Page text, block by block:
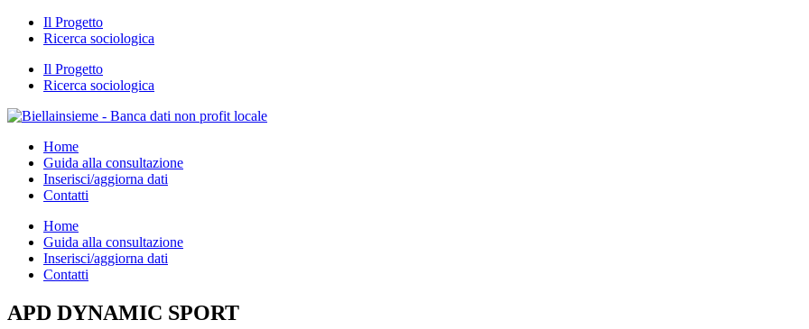
Il Progetto
Ricerca sociologica
Il Progetto
Ricerca sociologica
Home
Guida alla consultazione
Inserisci/aggiorna dati
Contatti
Home
Guida alla consultazione
Inserisci/aggiorna dati
Contatti
APD DYNAMIC SPORT